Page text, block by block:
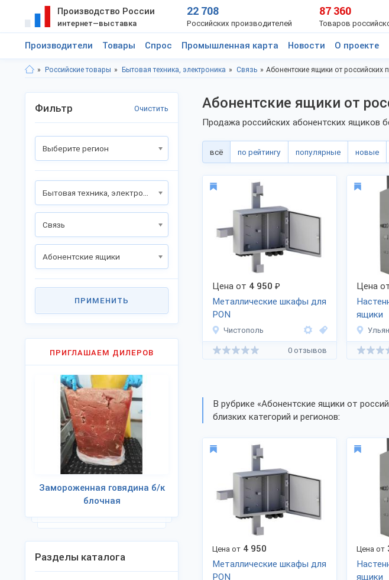
Производство России
интернет—выставка
22 708
Российских производителей
87 360
Товаров
Производители Товары Спрос Промышленная карта Новости О проекте
Российские товары Бытовая техника, электроника Связь Абонентские ящики от российских
Абонентские ящики от
Продажа российских абонентских ящиков
всё по рейтингу популярные новые
Цена от 4 950 ₽
Металлические шкафы для
PON
Чистополь
0 отзывов
Цена
ящики
В рубрике «Абонентские ящики от
близких категорий и регионов:
Цена от 4 950
Металлические шкафы для
PON
Цена от
ящики
Фильтр Очистить
Выберите регион
Связь
Абонентские ящики
ПРИМЕНИТЬ
ПРИГЛАШАЕМ ДИЛЕРОВ
Замороженная говядина б/к
блочная
Разделы каталога